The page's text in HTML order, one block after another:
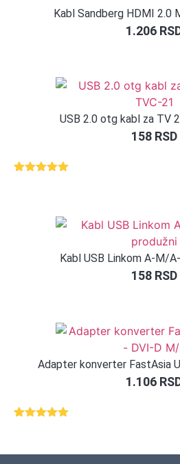
Kabl Sandberg HDMI 2.0
1.206
USB 2.0 otg kabl za TV
158 RSD
Kabl USB Linkom A-M/
158 RSD
Adapter konverter FastAsia
1.106
ocene